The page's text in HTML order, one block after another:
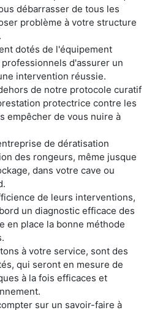
débarrasser de tous les
problème à votre structure
dotés de l'équipement
d'assurer un
intervention réussie.
de notre protocole curatif
protectrice contre les
empêcher de vous nuire à
de dératisation
des rongeurs, même jusque
dans votre cave ou
de leurs interventions,
un diagnostic efficace des
en place la bonne méthode
à votre service, sont des
qui seront en mesure de
à la fois efficaces et
sur un savoir-faire à